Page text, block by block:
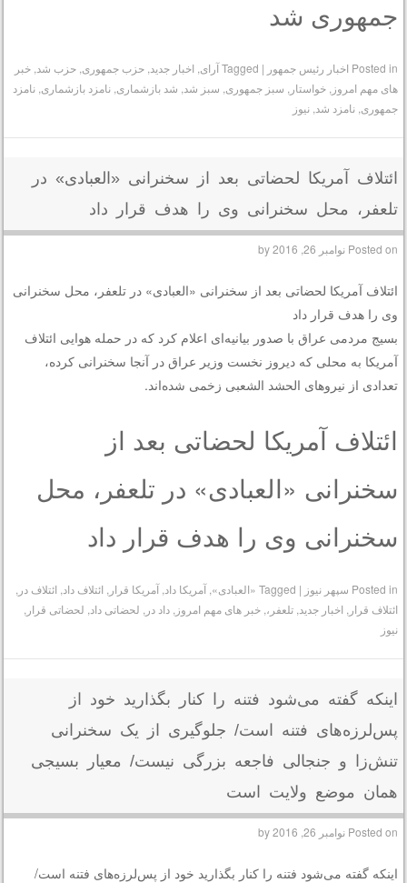
جمهوری شد
Posted inاخبار رئیس جمهور Taggedآرای,اخبار جدید,حزب جمهوری,حزب شد,خبر
های مهم امروز,خواستار, سبز جمهوری,سبز شد,شد بازشماری,نامزد بازشماری,نامزد
جمهوری,نامزد شد,نیوز
ائتلاف آمریکا لحضاتی بعد از سخنرانی «العبادی» در
تلعفر، محل سخنرانی‌ وی را هدف قرار داد
Posted onنوامبر 26, 2016 by
ائتلاف آمریکا لحضاتی بعد از سخنرانی «العبادی» در تلعفر، محل سخنرانی‌
وی را هدف قرار داد
بسیج مردمی عراق با صدور بیانیه‌ای اعلام کرد که در حمله هوایی ائتلاف
آمریکا به محلی که دیروز نخست وزیر عراق در آنجا سخنرانی کرده،
تعدادی از نیروهای الحشد الشعبی زخمی شده‌اند.
ائتلاف آمریکا لحضاتی بعد از
سخنرانی «العبادی» در تلعفر، محل
سخنرانی‌ وی را هدف قرار داد
Posted inسپهر نیوز |
Tagged«العبادی», آمریکا داد, آمریکا قرار, ائتلاف داد, ائتلاف در,
ائتلاف قرار, اخبار جدید, تلعفر، , خبر های مهم امروز, داد در, لحضاتی داد, لحضاتی قرار,
نیوز
اینکه گفته می‌‌‌‌شود فتنه را کنار بگذارید خود از
پس‌‌‌لرزه‌های فتنه است/ جلوگیری از یک سخنرانی
تنش‌زا و جنجالی فاجعه بزرگی نیست/ معیار بسیجی
همان موضع ولایت است
Posted onنوامبر 26, 2016 by
اینکه گفته می‌‌‌‌شود فتنه را کنار بگذارید خود از پس‌‌‌لرزه‌های فتنه است/